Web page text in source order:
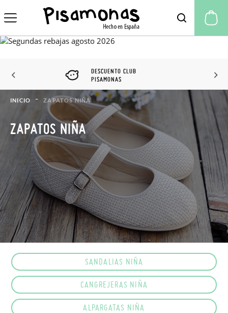
DESCUENTO CLUB
PISAMONAS
INICIO ZAPATOS NIÑA
ZAPATOS NIÑA
SANDALIAS NIÑA
CANGREJERAS NIÑA
ALPARGATAS NIÑA